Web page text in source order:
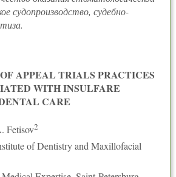
судопроизводство, судебно-
APPEAL TRIALS PRACTICES
WITH INSULFARE
CARE
Fetisov2
of Dentistry and Maxillofacial